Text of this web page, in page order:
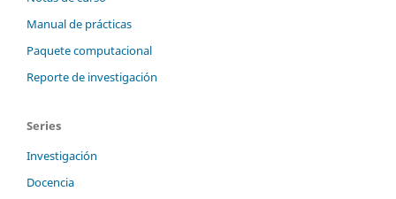
Manual de prácticas
Paquete computacional
Reporte de investigación
Series
Investigación
Docencia